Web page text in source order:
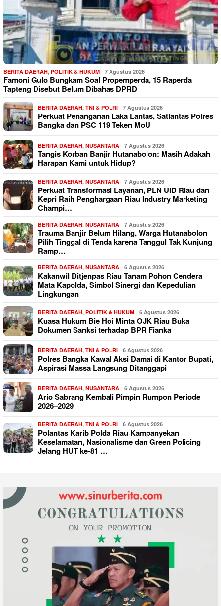
BERITA DAERAH, POLITIK & HUKUM 7 Agustus 2026
Famoni Gulo Bungkam Soal Propemperda, 15 Raperda
Tapteng Disebut Belum Dibahas DPRD
BERITA DAERAH, TNI & POLRI 7 Agustus 2026
Perkuat Penanganan Laka Lantas, Satlantas Polres
Bangka dan PSC 119 Teken MoU
BERITA DAERAH, NUSANTARA 7 Agustus 2026
Tangis Korban Banjir Hutanabolon: Masih Adakah
Harapan Kami untuk Hidup?
BERITA DAERAH, NUSANTARA 7 Agustus 2026
Perkuat Transformasi Layanan, PLN UID Riau dan
Kepri Raih Penghargaan Riau Industry Marketing
Champi…
BERITA DAERAH, NUSANTARA 7 Agustus 2026
Trauma Banjir Belum Hilang, Warga Hutanabolon
Pilih Tinggal di Tenda karena Tanggul Tak Kunjung
Ramp…
BERITA DAERAH, NUSANTARA 6 Agustus 2026
Kakanwil Ditjenpas Riau Tanam Pohon Cendera
Mata Kapolda, Simbol Sinergi dan Kepedulian
Lingkungan
BERITA DAERAH, POLITIK & HUKUM 6 Agustus 2026
Kuasa Hukum Bie Hoi Minta OJK Riau Buka
Dokumen Sanksi terhadap BPR Fianka
BERITA DAERAH, TNI & POLRI 6 Agustus 2026
Polres Bangka Kawal Aksi Damai di Kantor Bupati,
Aspirasi Massa Langsung Ditanggapi
BERITA DAERAH, NUSANTARA 6 Agustus 2026
Ario Sabrang Kembali Pimpin Rumpon Periode
2026–2029
BERITA DAERAH, TNI & POLRI 6 Agustus 2026
Polantas Karib Polda Riau Kampanyekan
Keselamatan, Nasionalisme dan Green Policing
Jelang HUT ke-81 …